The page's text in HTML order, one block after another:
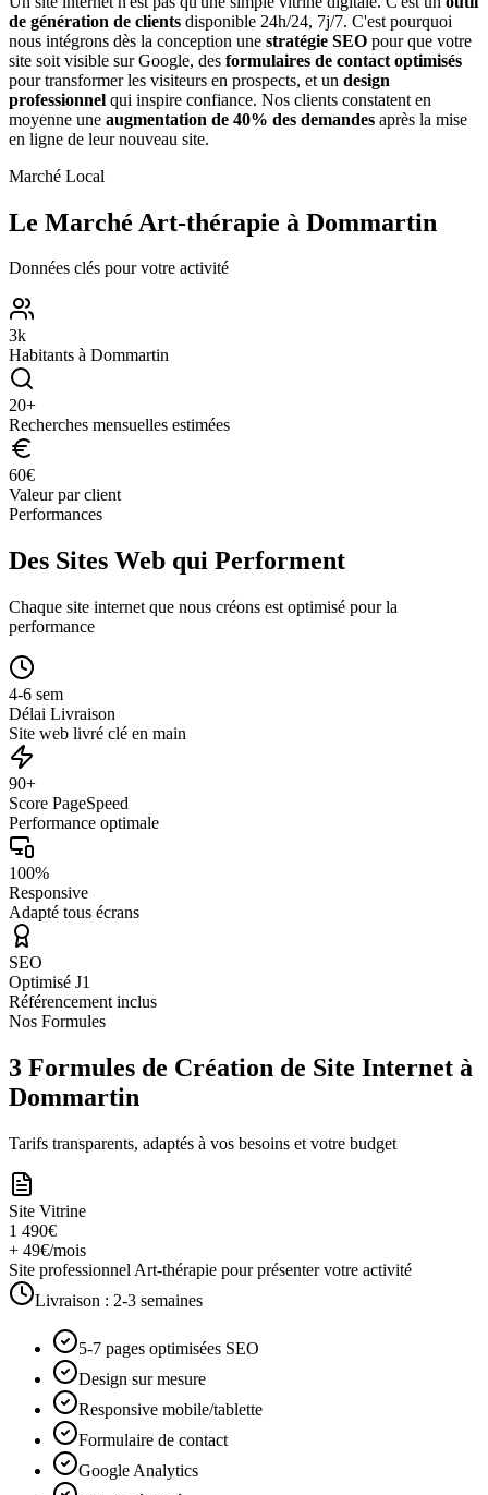
de génération de clients disponible 24h/24, 7j/7. C'est pourquoi
nous intégrons dès la conception une stratégie SEO pour que votre
site soit visible sur Google, des formulaires de contact optimisés
pour transformer les visiteurs en prospects, et un design
professionnel qui inspire confiance. Nos clients constatent en
moyenne une augmentation de 40% des demandes après la mise
en ligne de leur nouveau site.
Marché Local
Le Marché Art-thérapie à Dommartin
Données clés pour votre activité
3k
Habitants à Dommartin
20+
Recherches mensuelles estimées
60€
Valeur par client
Performances
Des Sites Web qui Performent
Chaque site internet que nous créons est optimisé pour la
performance
4-6 sem
Délai Livraison
Site web livré clé en main
90+
Score PageSpeed
Performance optimale
100%
Responsive
Adapté tous écrans
SEO
Optimisé J1
Référencement inclus
Nos Formules
3 Formules de Création de Site Internet à
Dommartin
Tarifs transparents, adaptés à vos besoins et votre budget
Site Vitrine
1 490€
+ 49€/mois
Site professionnel Art-thérapie pour présenter votre activité
Livraison : 2-3 semaines
5-7 pages optimisées SEO
Design sur mesure
Responsive mobile/tablette
Formulaire de contact
Google Analytics